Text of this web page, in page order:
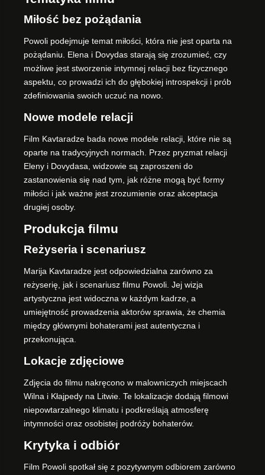
Miłość bez pożądania
Powoli podejmuje temat miłości, która nie jest oparta na
pożądaniu. Elena i Dovydas starają się zrozumieć, czy
możliwe jest stworzenie intymnej relacji bez fizycznego
aspektu, co prowadzi ich do głębokiej introspekcji i prób
zdefiniowania swoich uczuć na nowo.
Nowe modele relacji
Film Kavtaradze bada nowe modele relacji, które nie są
oparte na tradycyjnych normach. Przez pryzmat relacji
Eleny i Dovydasa, widzowie są zaproszeni do
zastanowienia się nad tym, jak różne mogą być formy
miłości i jak ważne jest zrozumienie oraz akceptacja
drugiej osoby.
Produkcja filmu
Reżyseria i scenariusz
Marija Kavtaradze jest odpowiedzialna zarówno za
reżyserię, jak i scenariusz filmu Powoli. Jej wizja
artystyczna jest widoczna w każdym kadrze, a
umiejętność prowadzenia aktorów sprawia, że chemia
między głównymi bohaterami jest autentyczna i
przekonująca.
Lokacje zdjęciowe
Zdjęcia do filmu nakręcono w malowniczych miejscach
Wilna i Kłajpedy na Litwie. Te lokalizacje dodają filmowi
niepowtarzalnego klimatu i podkreślają atmosferę
intymności oraz osobistej podróży bohaterów.
Krytyka i odbiór
Film Powoli spotkał się z pozytywnym odbiorem zarówno